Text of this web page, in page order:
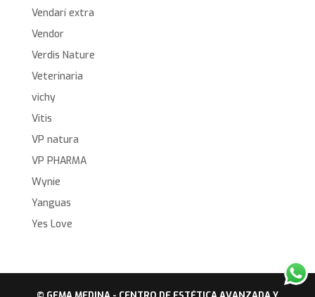
Vendarí extra
Vendor
Verdis Nature
Veterinaria
vichy
Vitis
VP natura
VP PHARMA
Wynie
Yanguas
Yes Love